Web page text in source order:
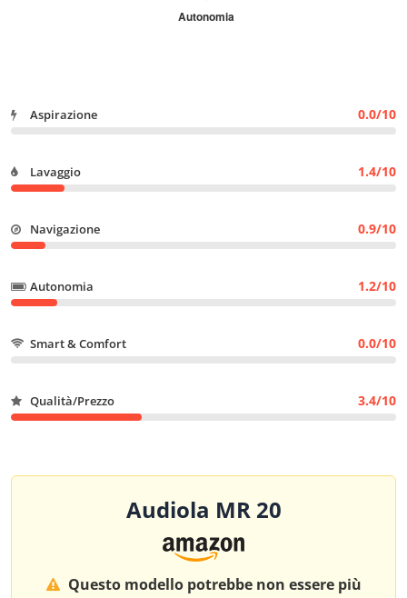
Aspirazione 0.0/10
Lavaggio 1.4/10
Navigazione 0.9/10
Autonomia 1.2/10
Smart & Comfort 0.0/10
Qualità/Prezzo 3.4/10
Audiola MR 20
Questo modello potrebbe non essere più